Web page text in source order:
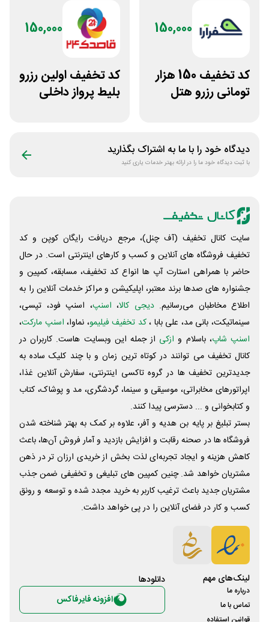
150,000
کد تخفیف 150 هزار
تومانی رزرو هتل
150,000
کد تخفیف اولین رزرو
بلیط پرواز داخلی
دیدگاه خود را با ما به اشتراک بگذارید
با ثبت دیدگاه خود ما را در ارائه بهتر خدمات یاری کنید
سایت کانال تخفیف (آف چنل)، مرجع دریافت رایگان کوپن و کد
تخفیف فروشگاه های آنلاین و کسب و‌ کارهای اینترنتی است. در حال
حاضر با همراهی استارت آپ ها انواع کد تخفیف، مسابقه، کمپین و
جشنواره های صدها برند معتبر، اپلیکیشن و مراکز خدمات آنلاین را به
اطلاع مخاطبان می‌رسانیم. دیجی کالا، اسنپ، اسنپ فود، تپسی،
سینماتیکت، بانی مد، علی‌ بابا ،کد تخفیف فیلیمو، نماوا، اسنپ مارکت،
اسنپ شاپ، باسلام و ازکی از جمله این وبسایت ‌هاست. کاربران در
کانال تخفیف می توانند در کوتاه ترین زمان و با چند کلیک ساده به
جدیدترین تخفیف ها در گروه تاکسی اینترنتی، سفارش آنلاین غذا،
اپراتورهای مخابراتی، موسیقی و سینما، گردشگری، مد و پوشاک، کتاب
و کتابخوانی و ... دسترسی پیدا کنند.
بستر تبلیغ بر پایه بن هدیه و آفر، علاوه بر کمک به بهتر شناخته شدن
فروشگاه ها در صحنه رقابت و افزایش بازدید و آمار فروش آن‌ها، باعث
کاهش هزینه و ایجاد تجربه‌ای لذت بخش از خریدی ارزان تر در ذهن
مشتریان خواهد شد. چنین کمپین های تبلیغی و تخفیفی ضمن جذب
مشتریان جدید باعث ترغیب کاربر به خرید مجدد شده و توسعه و رونق
کسب و کار در فضای آنلاین را در پی خواهد داشت.
لینک‌های مهم
درباره ما
تماس با ما
قوانین استفاده
دانلود‌ها
افزونه فایرفاکس